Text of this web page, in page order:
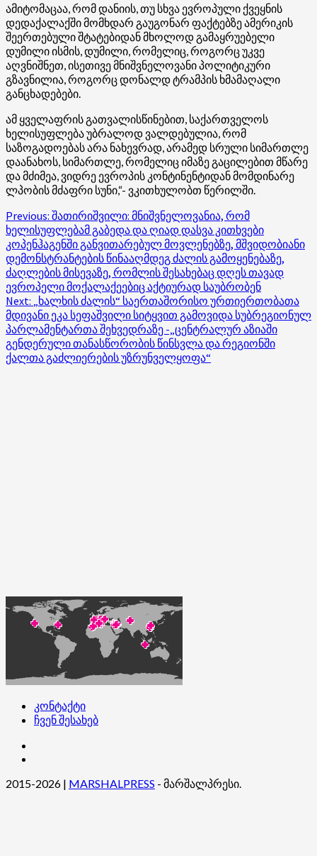
ამიტომაცაა, რომ დანიის, თუ სხვა ევროპული ქვეყნის
დედაქალაქში მომხდარ გაუგონარ ფაქტებზე ამერიკის
შეერთებული შტატებიდან მხოლოდ გამაყრუებელი
დუმილი ისმის, დუმილი, რომელიც, როგორც უკვე
აღვნიშნეთ, ისეთივე მნიშვნელოვანი პოლიტიკური
გზავნილია, როგორც დონალდ ტრამპის ხმამაღალი
განცხადებები.
ამ ყველაფრის გათვალისწინებით, საქართველოს
ხელისუფლება უბრალოდ ვალდებულია, რომ
საზოგადოებას არა ნახევრად, არამედ სრული სიმართლე
დაანახოს, სიმართლე, რომელიც იმაზე გაცილებით მწარე
და მძიმეა, ვიდრე ევროპის კონტინენტიდან მომდინარე
ლპობის მძაფრი სუნი,“- ვკითხულობთ წერილში.
Post
navigation
Previous: შათირიშვილი: მნიშვნელოვანია, რომ
ხელისუფლებამ გაბედა და ღიად დასვა კითხვები
კოპენჰაგენში განვითარებულ მოვლენებზე, მშვიდობიანი
დემონსტრანტების წინააღმდეგ ძალის გამოყენებაზე,
ძაღლების მისევაზე, რომლის შესახებაც დღეს თავად
ევროპელი მოქალაქეებიც აქტიურად საუბრობენ
Next: „ხალხის ძალის“ საერთაშორისო ურთიერთობათა
მდივანი ეკა სეფაშვილი სიტყვით გამოვიდა სუბრეგიონულ
პარლამენტართა შეხვედრაზე -„ცენტრალურ აზიაში
გენდერული თანასწორობის წინსვლა და რეგიონში
ქალთა გაძლიერების უზრუნველყოფა“
კონტაქტი
ჩვენ შესახებ
2015-2026 | MARSHALPRESS - მარშალპრესი.